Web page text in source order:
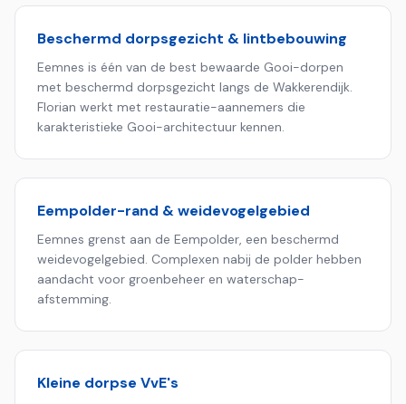
Beschermd dorpsgezicht & lintbebouwing
Eemnes is één van de best bewaarde Gooi-dorpen
met beschermd dorpsgezicht langs de Wakkerendijk.
Florian werkt met restauratie-aannemers die
karakteristieke Gooi-architectuur kennen.
Eempolder-rand & weidevogelgebied
Eemnes grenst aan de Eempolder, een beschermd
weide­vogel­gebied. Complexen nabij de polder hebben
aandacht voor groenbeheer en waterschap-
afstemming.
Kleine dorpse VvE's